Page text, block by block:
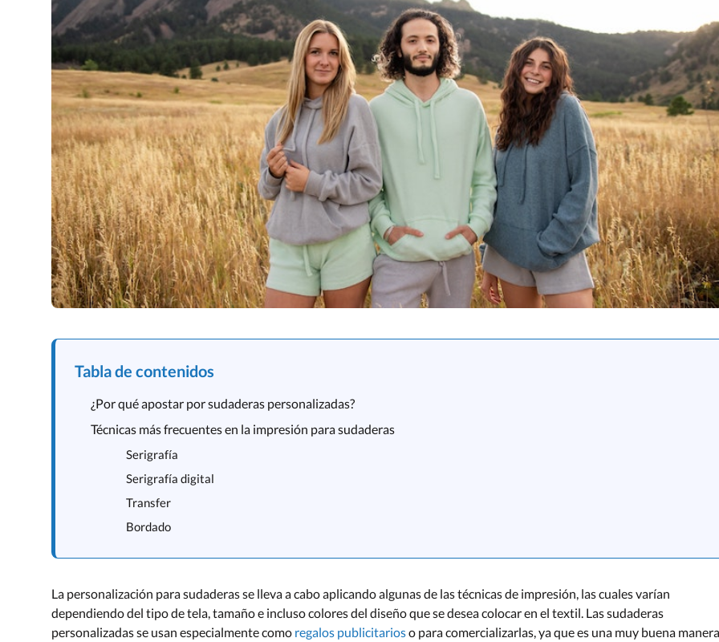
Tabla de contenidos
¿Por qué apostar por sudaderas personalizadas?
Técnicas más frecuentes en la impresión para sudaderas
Serigrafía
Serigrafía digital
Transfer
Bordado
La personalización para sudaderas se lleva a cabo aplicando algunas de las técnicas de impresión, las cuales varían
dependiendo del tipo de tela, tamaño e incluso colores del diseño que se desea colocar en el textil. Las sudaderas
personalizadas se usan especialmente como regalos publicitarioso para comercializarlas, ya que es una muy buena manera